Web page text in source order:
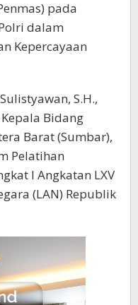
pada
dalam
Kepercayaan
S.H.,
Kepala Bidang
Barat (Sumbar),
Pelatihan
I Angkatan LXV
(LAN) Republik